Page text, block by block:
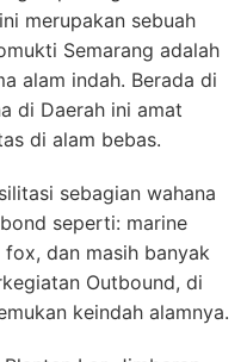
merupakan sebuah
Semarang adalah
alam indah. Berada di
di Daerah ini amat
di alam bebas.
sebagian wahana
seperti: marine
dan masih banyak
Outbound, di
keindah alamnya.